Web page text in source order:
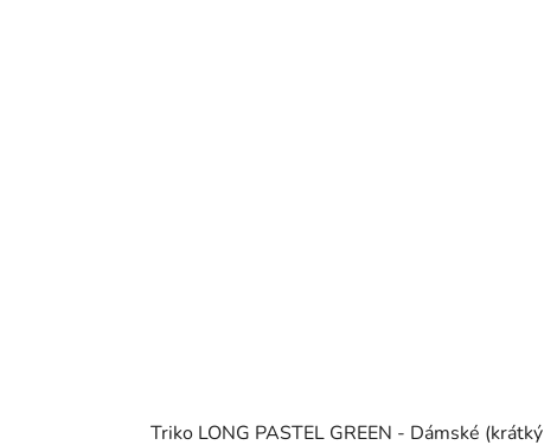
Triko LONG PASTEL GREEN - Dámské (krátký